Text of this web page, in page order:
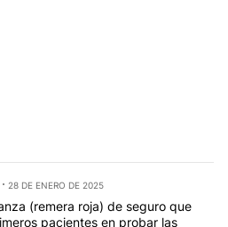
28 DE ENERO DE 2025
(remera roja) de seguro que
pacientes en probar las